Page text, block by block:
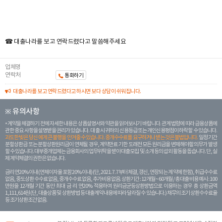
☎ 대출나라를 보고 연락드렸다고 말씀해주세요
업체명
연락처
통화하기
대출나라를 보고 연락드렸다고 하시면 보다 상담이 쉬워집니다.
※ 유의사항
계약을 체결하기 전에 자세한 내용은 상품설명서와 약관을 읽어보시기 바랍니다. 관계 법령에 따라 금융상품에
관한 중요 사항을 설명받을 권리가 있습니다. 대 출 시 귀하의 신용등급 또는 개인신용평점이 하락할 수 있습니다.
과도한 빚은 당신 에게 큰 불행을 안겨줄 수 있습니다. 중개수수료를 요구하거나 받는 것은 불법입니다. 일정 기간
분할상환금 또는 분할상환원리금이 연체될 경우, 계약만료 기한 도래전 모든 원리금을 변제해야할 의무가 발생
할 수 있습니다. 대부중개업체는 금융회사의 업무위탁을 받아 대출모집 및 소개 등의 섭외 활동을 돕습니다. 단, 실
제 계약체결의 권한은 없습니다.
금리 연20% 이내 (연체이자율 포함 20% 이내) (단, 2021. 7. 7부터 체결, 갱신, 연장되는 계 약에 한함), 취급수수료
없음, 중도상환 수수료 없음, 중개수수료 없음, 추가비용 없음. 상환기간 : 12개월 ~ 60개월 / 총 대출 비용 예시 : 100
만원을 12개월 기간 동안 최대 금 리 연20% 적용하여 원리금균등상환방법으로 이용하는 경우 총 상환금액
1,111,614원 (단, 대출상품 및 상환방법 등 대출계약 내용에 따라 달라질 수 있습니다.) 채무의 조기 상환수수료율
등 조기상환조건 없음.